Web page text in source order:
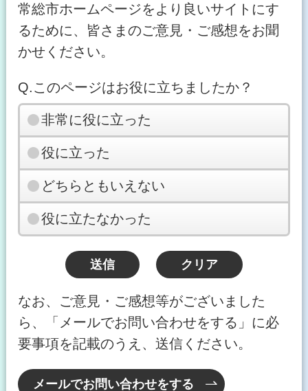
常総市ホームページをより良いサイトにす
るために、皆さまのご意見・ご感想をお聞
かせください。
Q.このページはお役に立ちましたか？
非常に役に立った
役に立った
どちらともいえない
役に立たなかった
なお、ご意見・ご感想等がございました
ら、「メールでお問い合わせをする」に必
要事項を記載のうえ、送信ください。
メールでお問い合わせをする